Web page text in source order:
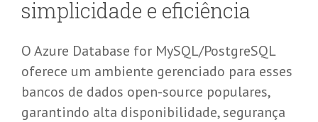
simplicidade e eficiência
OAzure Database for MySQL/PostgreSQL
oferece um ambiente gerenciado para esses
bancos de dados open-source populares,
garantindo alta disponibilidade, segurança